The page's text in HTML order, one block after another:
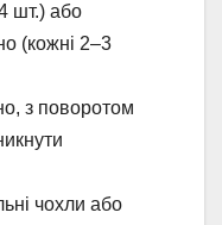
шт.) або
(кожні 2–3
з поворотом
чохли або